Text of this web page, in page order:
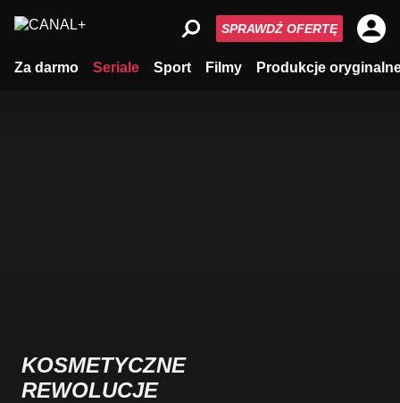
Za darmo Seriale Sport Filmy Produkcje
SPRAWDŹ OFERTĘ
KOSMETYCZNE
REWOLUCJE